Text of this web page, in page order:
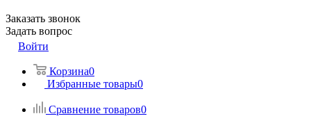
Заказать звонок
Задать вопрос
Войти
Корзина0
Избранные товары0
Сравнение товаров0